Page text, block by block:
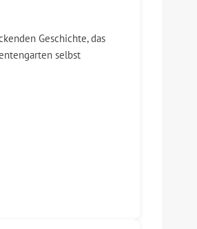
Geschichte, das
selbst